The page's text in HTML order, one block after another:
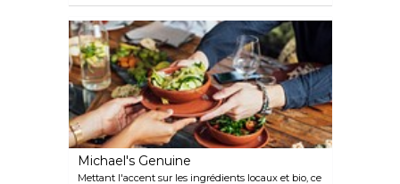
chasser ce restaurant de votre esprit. Profitez de leur
salle à manger intérieure, de leur terrasse ou bien de
leur bar.
Michael's Genuine
Mettant l'accent sur les ingrédients locaux et bio, ce